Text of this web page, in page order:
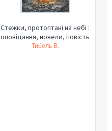
Стежки, протоптані на небі :
оповідання, новели, повість
Тибель В.